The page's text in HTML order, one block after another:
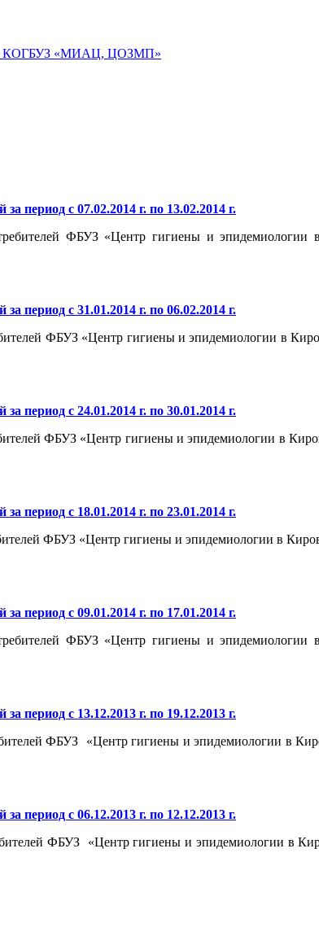
КОГБУЗ «МИАЦ, ЦОЗМП»
период с 07.02.2014 г. по 13.02.2014 г.
ФБУЗ «Центр гигиены и эпидемиологии
период с 31.01.2014 г. по 06.02.2014 г.
ФБУЗ «Центр гигиены и эпидемиологии в
период с 24.01.2014 г. по 30.01.2014 г.
ФБУЗ «Центр гигиены и эпидемиологии в
период с 18.01.2014 г. по 23.01.2014 г.
ФБУЗ «Центр гигиены и эпидемиологии в
период с 09.01.2014 г. по 17.01.2014 г.
ФБУЗ «Центр гигиены и эпидемиологии
период с 13.12.2013 г. по 19.12.2013 г.
ФБУЗ «Центр гигиены и эпидемиологии в
период с 06.12.2013 г. по 12.12.2013 г.
ФБУЗ «Центр гигиены и эпидемиологии в